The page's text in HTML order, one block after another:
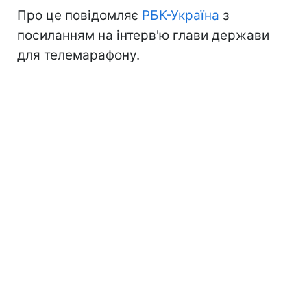
Про це повідомляє РБК-Україна з
посиланням на інтерв'ю глави держави
для телемарафону.